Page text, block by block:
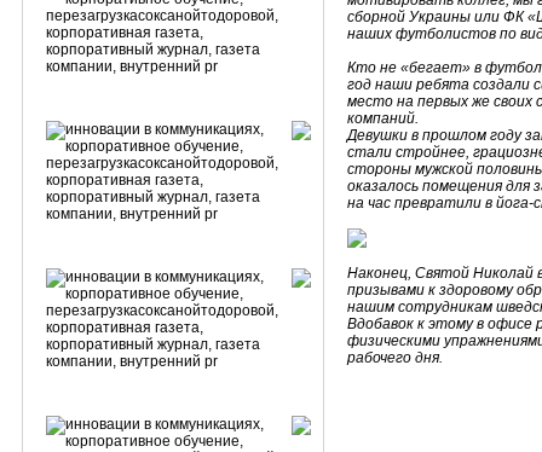
сборной Украины или ФК
наших футболистов по
Кто не «бегает» в
год наши ребята создали
место на первых же своих
компаний.
Девушки в прошлом году
стали стройнее,
стороны мужской
оказалось помещения для
на час превратили в йога-
Наконец, Святой Николай
призывами к здоровому
нашим сотрудникам
Вдобавок к этому в
физическими
рабочего дня.